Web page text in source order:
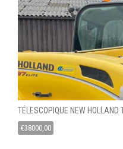
TÉLESCOPIQUE NEW HOLLAND
€38000,00